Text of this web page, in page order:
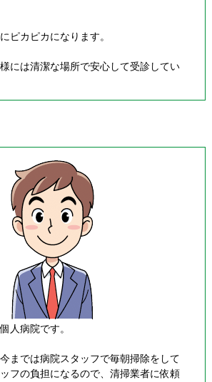
ピカピカになります。
には清潔な場所で安心して受診してい
人病院です。
までは病院スタッフで毎朝掃除をして
フの負担になるので、清掃業者に依頼